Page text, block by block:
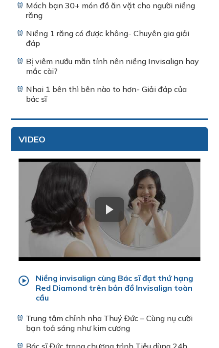
Mách bạn 30+ món đồ ăn vặt cho người niềng
răng
Niềng 1 răng có được không- Chuyên gia giải
đáp
Bị viêm nướu mãn tính nên niềng Invisalign hay
mắc cài?
Nhai 1 bên thì bên nào to hơn- Giải đáp của
bác sĩ
VIDEO
Niềng invisalign cùng Bác sĩ đạt thứ hạng
Red Diamond trên bản đồ Invisalign toàn
cầu
Trung tâm chỉnh nha Thuý Đức – Cùng nụ cười
bạn toả sáng như kim cương
Bác sĩ Đức trong chương trình Tiêu dùng 24h